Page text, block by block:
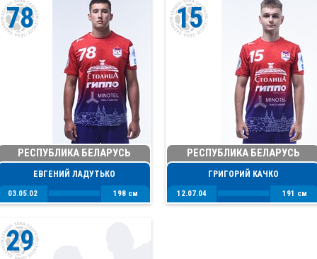
78
РЕСПУБЛИКА БЕЛАРУСЬ
ЕВГЕНИЙ ЛАДУТЬКО
03.05.02 198 см
15
РЕСПУБЛИКА БЕЛАРУСЬ
ГРИГОРИЙ КАЧКО
12.07.04 191 см
29